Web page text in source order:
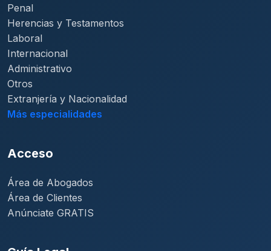
Penal
Herencias y Testamentos
Laboral
Internacional
Administrativo
Otros
Extranjería y Nacionalidad
Más especialidades
Acceso
Área de Abogados
Área de Clientes
Anúnciate GRATIS